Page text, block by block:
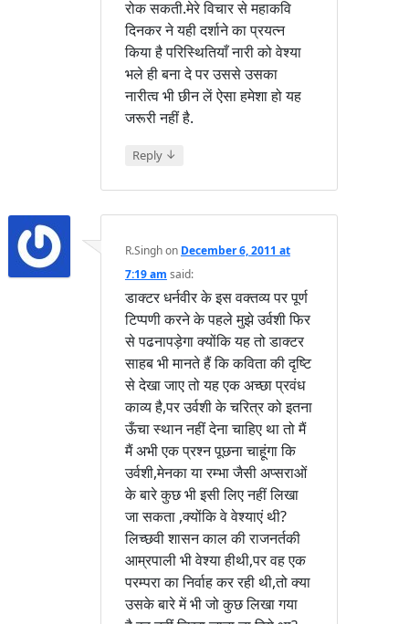
रोक सकती.मेरे विचार से महाकवि
दिनकर ने यही दर्शाने का प्रयत्न
किया है परिस्थितियाँ नारी को वेश्या
भले ही बना दे पर उससे उसका
नारीत्व भी छीन लें ऐसा हमेशा हो यह
जरूरी नहीं है.
Reply ↓
R.Singhon December 6, 2011 at
7:19 am said:
डाक्टर धर्नवीर के इस वक्तव्य पर पूर्ण
टिप्पणी करने के पहले मुझे उर्वशी फिर
से पढनापड़ेगा क्योंकि यह तो डाक्टर
साहब भी मानते हैं कि कविता की दृष्टि
से देखा जाए तो यह एक अच्छा प्रवंध
काव्य है,पर उर्वशी के चरित्र को इतना
ऊँचा स्थान नहीं देना चाहिए था तो मैं
मैं अभी एक प्रश्न पूछना चाहूंगा कि
उर्वशी,मेनका या रम्भा जैसी अप्सराओं
के बारे कुछ भी इसी लिए नहीं लिखा
जा सकता ,क्योंकि वे वेश्याएं थी?
लिच्छवी शासन काल की राजनर्तकी
आम्रपाली भी वेश्या हीथी,पर वह एक
परम्परा का निर्वाह कर रही थी,तो क्या
उसके बारे में भी जो कुछ लिखा गया